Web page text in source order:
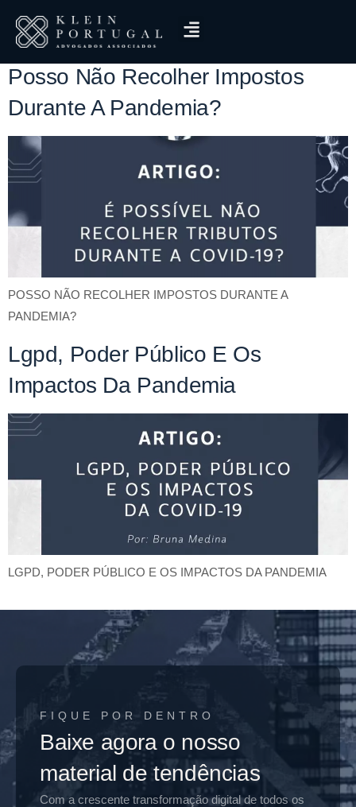
Tag:COVID-19
Posso Não Recolher Impostos
Durante A Pandemia?
POSSO NÃO RECOLHER IMPOSTOS DURANTE A
PANDEMIA?
Lgpd, Poder Público E Os
Impactos Da Pandemia
LGPD, PODER PÚBLICO E OS IMPACTOS DA PANDEMIA
FIQUE POR DENTRO
Baixe agora o nosso
material de tendências
Com a crescente transformação digital de todos os